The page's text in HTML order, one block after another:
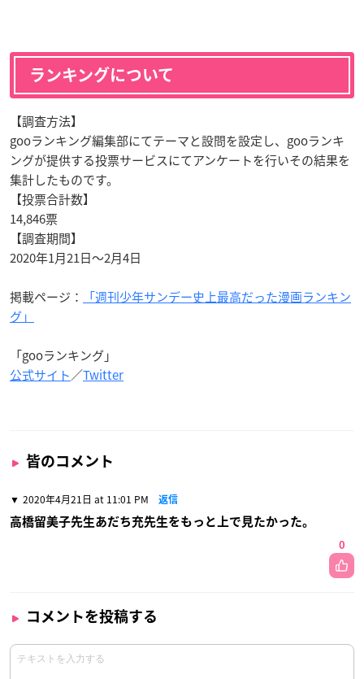
ランキングについて
【調査方法】
gooランキング編集部にてテーマと設問を設定し、gooランキ
ングが提供する投票サービスにてアンケートを行いその結果を
集計したものです。
【投票合計数】
14,846票
【調査期間】
2020年1月21日～2月4日
掲載ページ：
「週刊少年サンデー史上最高だった漫画ランキン
グ」
「gooランキング」
公式サイト／Twitter
皆のコメント
2020年4月21日 at 11:01 PM 返信
高橋留美子先生あだち充先生をもっと上で見たかった。
0
コメントを投稿する